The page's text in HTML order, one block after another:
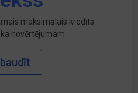
maksimālais kredīts
novērtējumam